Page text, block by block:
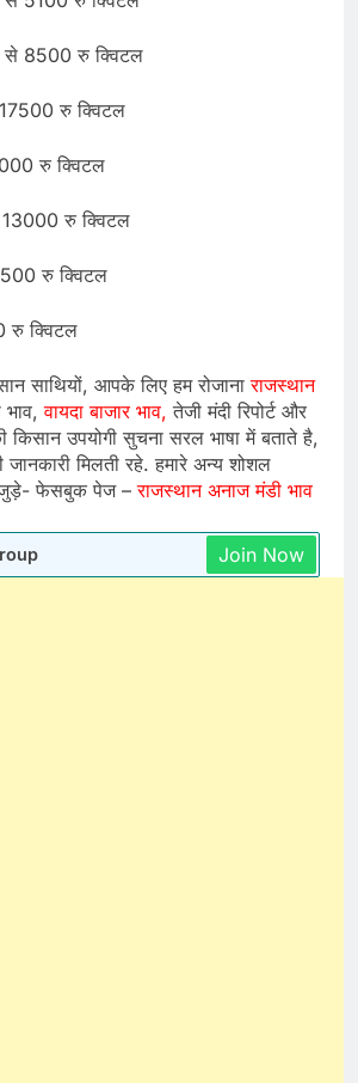
से 8500 रु क्विटल
रु क्विटल
रु क्विटल
रु क्विटल
रु क्विटल
रु क्विटल
साथियों, आपके लिए हम रोजानाराजस्थान
भाव, वायदा बाजार भाव, तेजी मंदी रिपोर्ट और
उपयोगी सुचना सरल भाषा में बताते है,
जानकारी मिलती रहे. हमारे अन्य शोशल
जुड़े- फेसबुक पेज –राजस्थान अनाज मंडी भाव
Join Now